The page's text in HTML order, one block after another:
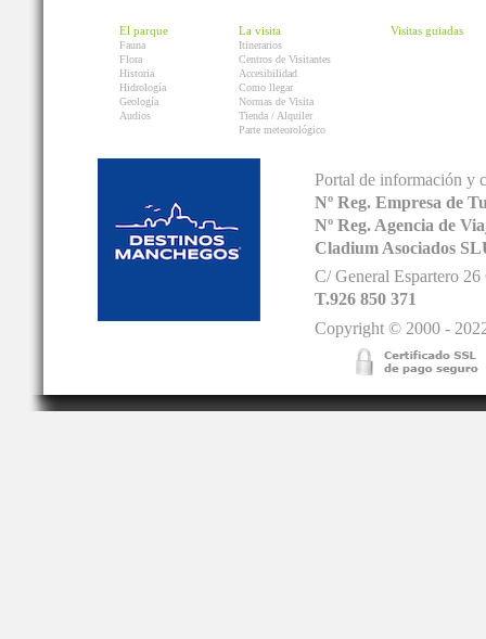
El parque
Fauna
Flora
Historia
Hidrología
Geología
Audios
La visita
Itinerarios
Centros de Visitantes
Accesibilidad
Como llegar
Normas de Visita
Tienda / Alquiler
Parte meteorológico
Visitas guiadas
Portal de información y
Nº Reg. Empresa de
Nº Reg. Agencia de
Cladium Asociados
C/ General Espartero
T.926 850 371
Copyright © 2000 -